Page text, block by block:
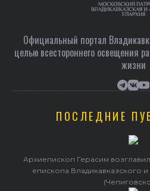
Официальный портал
целью всестороннего освещения
жизни
ПОСЛЕДНИЕ
Архиепископ Герасим
епископа Владикавказского